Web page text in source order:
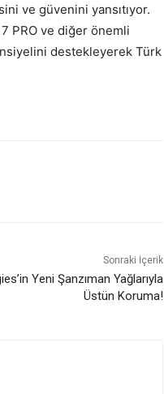
ve güvenini yansıtıyor.
PRO ve diğer önemli
destekleyerek Türk
Sonraki İçerik
Yeni Şanzıman Yağlarıyla
Üstün Koruma!